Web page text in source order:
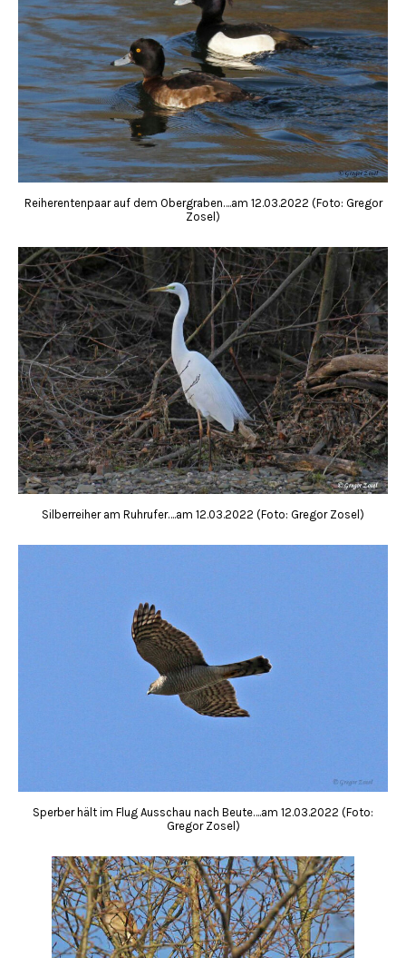
Reiherentenpaar auf dem Obergraben….am 12.03.2022 (Foto: Gregor
Zosel)
Silberreiher am Ruhrufer….am 12.03.2022 (Foto: Gregor Zosel)
Sperber hält im Flug Ausschau nach Beute….am 12.03.2022 (Foto:
Gregor Zosel)